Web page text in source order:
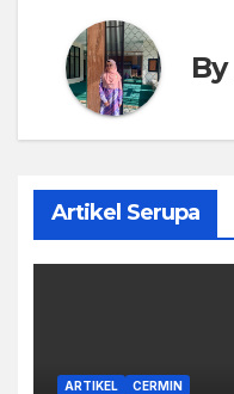
By
Artikel Serupa
ARTIKEL CERMIN